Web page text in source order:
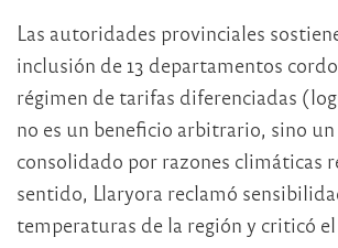
Las autoridades provinciales
inclusión de 13 departamentos
régimen de tarifas diferenciadas
no es un beneficio arbitrario, sino
consolidado por razones climáticas
sentido, Llaryora reclamó
temperaturas de la región y criticó el